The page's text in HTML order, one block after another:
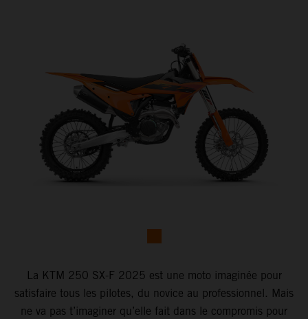
La KTM 250 SX-F 2025 est une moto imaginée pour
satisfaire tous les pilotes, du novice au professionnel. Mais
ne va pas t’imaginer qu’elle fait dans le compromis pour